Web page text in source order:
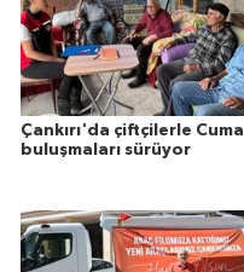
Çankırı'da çiftçilerle Cuma
buluşmaları sürüyor